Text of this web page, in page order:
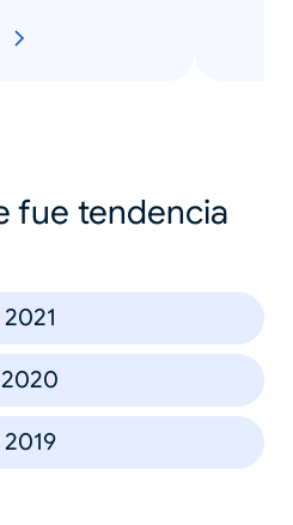
fue tendencia
2021
2020
2019